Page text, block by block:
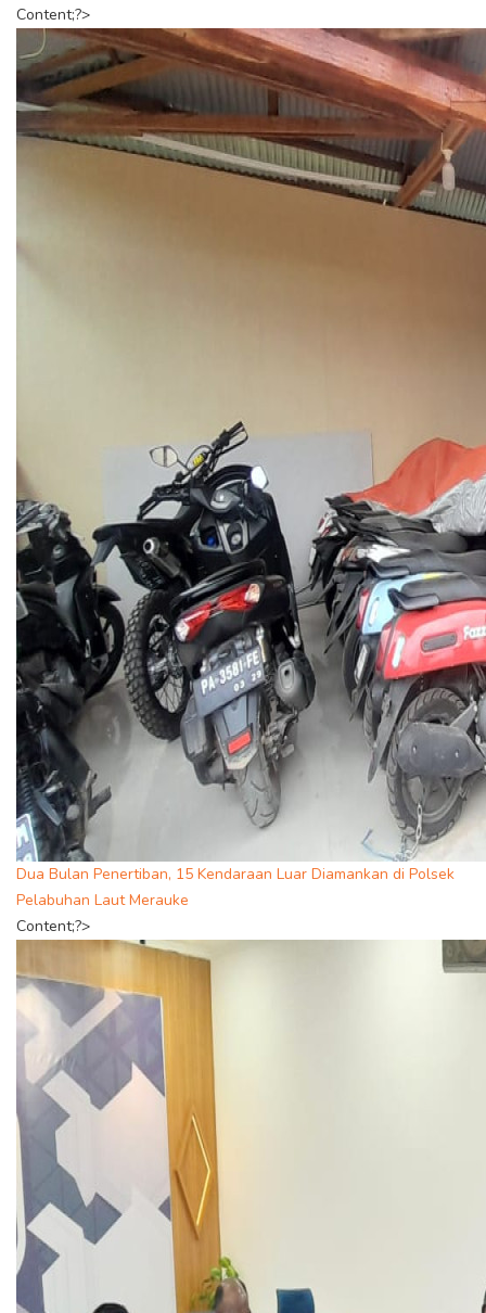
Content;?>
Dua Bulan Penertiban, 15 Kendaraan Luar Diamankan di Polsek
Pelabuhan Laut Merauke
Content;?>